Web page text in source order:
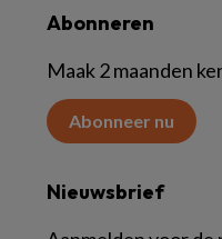
Abonneren
Maak 2 maanden
Abonneer nu
Nieuwsbrief